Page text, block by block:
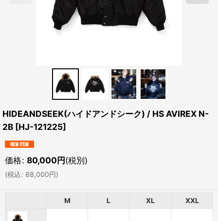
HIDEANDSEEK(ハイドアンドシーク) / HS AVIREX N-
2B [HJ-121225]
価格: 80,000円(税別)
(税込: 88,000円)
M L XL XXL